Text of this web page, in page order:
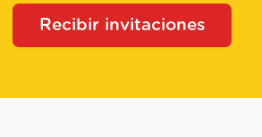
Recibir invitaciones